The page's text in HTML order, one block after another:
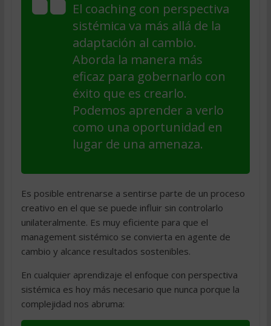
El coaching con perspectiva
sistémica va más allá de la
adaptación al cambio.
Aborda la manera más
eficaz para gobernarlo con
éxito que es crearlo.
Podemos aprender a verlo
como una oportunidad en
lugar de una amenaza.
Es posible entrenarse a sentirse parte de un proceso
creativo en el que se puede influir sin controlarlo
unilateralmente. Es muy eficiente para que el
management sistémico se convierta en agente de
cambio y alcance resultados sostenibles.
En cualquier aprendizaje el enfoque con perspectiva
sistémica es hoy más necesario que nunca porque la
complejidad nos abruma: